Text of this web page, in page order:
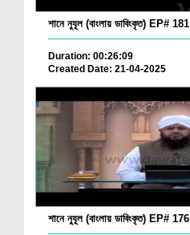
শানে নুযূল (বাংলায় ডাবিংকৃত) EP# 181
Duration: 00:26:09
Created Date: 21-04-2025
শানে নুযূল (বাংলায় ডাবিংকৃত) EP# 176